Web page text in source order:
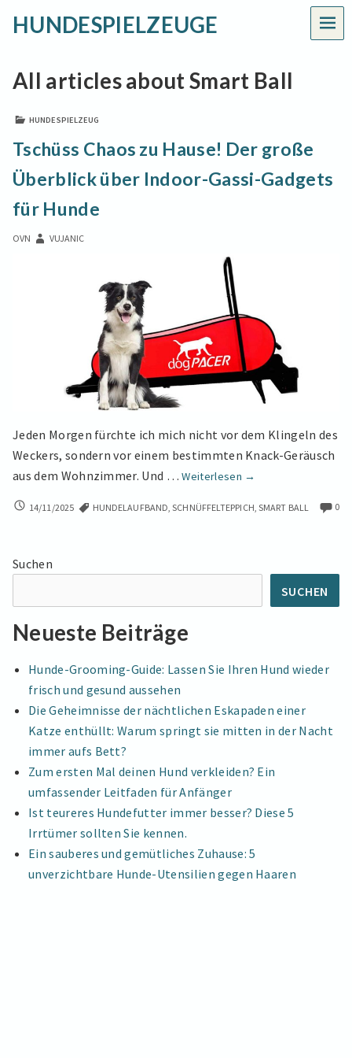
HUNDESPIELZEUGE
All articles about Smart Ball
HUNDESPIELZEUG
Tschüss Chaos zu Hause! Der große
Überblick über Indoor-Gassi-Gadgets
für Hunde
OVN VUJANIC
Jeden Morgen fürchte ich mich nicht vor dem Klingeln des
Weckers, sondern vor einem bestimmten Knack-Geräusch
aus dem Wohnzimmer. Und …Weiterlesen
Tschüss
zu
Überblick
über
Gadgets
→
TSCHÜSS
DER
NDOOR-G
ADGETS F
UNDE
14/11/2025 HUNDELAUFBAND,SCHNÜFFELTEPPICH, SMART BALL 0
Suchen
SUCHEN
Neueste Beiträge
Hunde-Grooming-Guide: Lassen Sie Ihren Hund wieder
frisch und gesund aussehen
Die Geheimnisse der nächtlichen Eskapaden einer
Katze enthüllt: Warum springt sie mitten in der Nacht
immer aufs Bett?
Zum ersten Mal deinen Hund verkleiden? Ein
umfassender Leitfaden für Anfänger
Ist teureres Hundefutter immer besser? Diese 5
Irrtümer sollten Sie kennen.
Ein sauberes und gemütliches Zuhause: 5
unverzichtbare Hunde-Utensilien gegen Haaren